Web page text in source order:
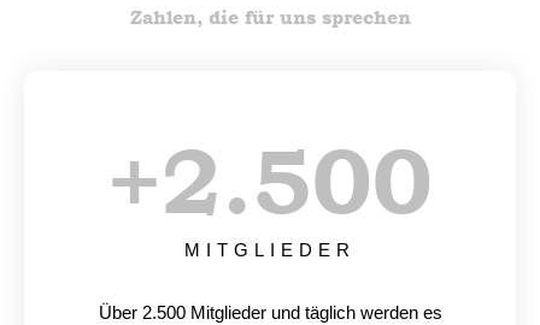
Zahlen, die für uns sprechen
MITGLIEDER
+2.500
Über 2.500 Mitglieder und täglich werden es